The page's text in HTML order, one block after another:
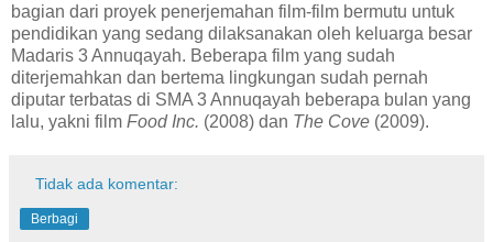
bagian dari proyek penerjemahan film-film bermutu untuk
pendidikan yang sedang dilaksanakan oleh keluarga besar
Madaris 3 Annuqayah. Beberapa film yang sudah
diterjemahkan dan bertema lingkungan sudah pernah
diputar terbatas di SMA 3 Annuqayah beberapa bulan yang
lalu, yakni film Food Inc. (2008) dan The Cove (2009).
Tidak ada komentar:
Berbagi